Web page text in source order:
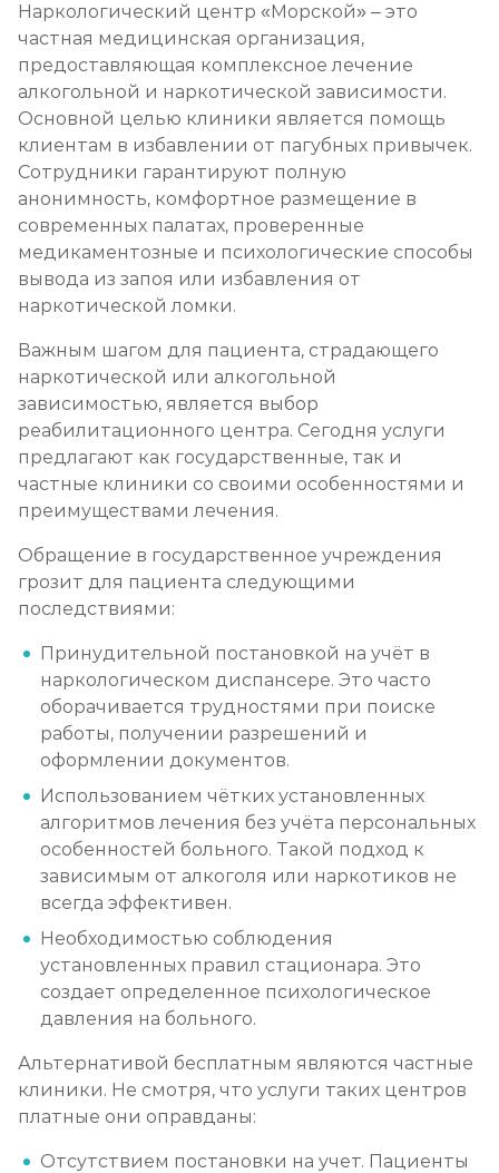
Лечение зависимости от гашиша
Записаться
Лечение зависимости от Лирики
от 4 650 ₽ Записаться
Лечение зависимости от феназепама
от 4 300 ₽ Записаться
Лечение подростковой наркомании
от 4 300 ₽ Записаться
Кодирование от наркомании
от 8 550 ₽ Записаться
Кодирование Селинкро
от 5 700 ₽ Записаться
Реабилитация наркозависимых (месяц)
от 21 350 ₽ Записаться
Реабилитация наркозависимых подростков
от 24 900 ₽
от 17 800 ₽ Записаться
Ресоциализация наркоманов
от 750 ₽
Наркологический центр «Морской» – это
частная медицинская организация,
предоставляющая комплексное лечение
алкогольной и наркотической зависимости.
Основной целью клиники является помощь
клиентам в избавлении от пагубных привычек.
Сотрудники гарантируют полную
анонимность, комфортное размещение в
современных палатах, проверенные
медикаментозные и психологические способы
вывода из запоя или избавления от
наркотической ломки.
Важным шагом для пациента, страдающего
наркотической или алкогольной
зависимостью, является выбор
реабилитационного центра. Сегодня услуги
предлагают как государственные, так и
частные клиники со своими особенностями и
преимуществами лечения.
Обращение в государственное учреждения
грозит для пациента следующими
последствиями:
Принудительной постановкой на учёт в
наркологическом диспансере. Это часто
оборачивается трудностями при поиске
работы, получении разрешений и
оформлении документов.
Использованием чётких установленных
алгоритмов лечения без учёта персональных
особенностей больного. Такой подход к
зависимым от алкоголя или наркотиков не
всегда эффективен.
Необходимостью соблюдения
установленных правил стационара. Это
создает определенное психологическое
давления на больного.
Альтернативой бесплатным являются частные
клиники. Не смотря, что услуги таких центров
платные они оправданы:
Отсутствием постановки на учет. Пациенты